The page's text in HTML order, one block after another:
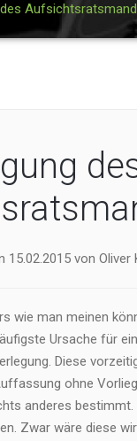
15.02.2015 von Oliver
wie man meinen
Ursache für
Diese
ohne
anderes
Zwar wäre diese